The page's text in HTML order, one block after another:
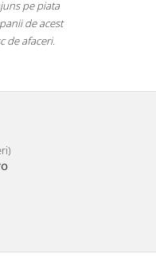
pe piata
de acest
de afaceri.